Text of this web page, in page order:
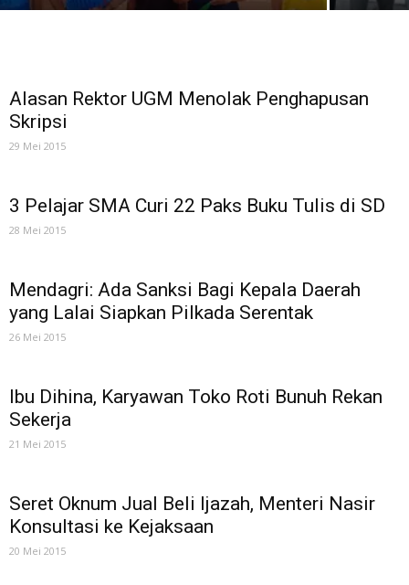
Alasan Rektor UGM Menolak Penghapusan
Skripsi
29 Mei 2015
3 Pelajar SMA Curi 22 Paks Buku Tulis di SD
28 Mei 2015
Mendagri: Ada Sanksi Bagi Kepala Daerah
yang Lalai Siapkan Pilkada Serentak
26 Mei 2015
Ibu Dihina, Karyawan Toko Roti Bunuh Rekan
Sekerja
21 Mei 2015
Seret Oknum Jual Beli Ijazah, Menteri Nasir
Konsultasi ke Kejaksaan
20 Mei 2015